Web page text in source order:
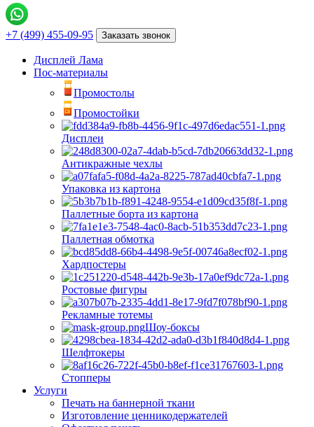
+7 (499) 455-09-95 Заказать звонок
Дисплей Лама
Пос-материалы
Промостолы
Промостойки
Дисплеи
Антикражные чехлы
Упаковка из картона
Паллетные борта из картона
Паллетная обмотка
Хардпостеры
Ростовые фигуры
Рекламные тотемы
Шоу-боксы
Шелфтокеры
Стопперы
Услуги
Печать на баннерной ткани
Изготовление ценникодержателей